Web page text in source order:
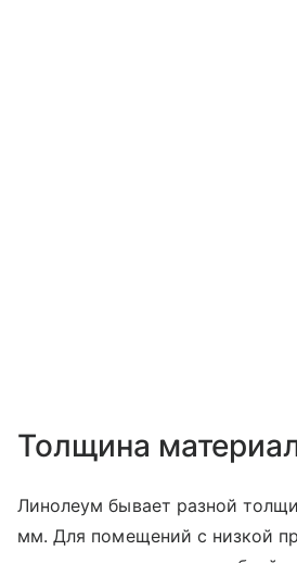
Толщина
Линолеум бывает разной
мм. Для помещений с низкой